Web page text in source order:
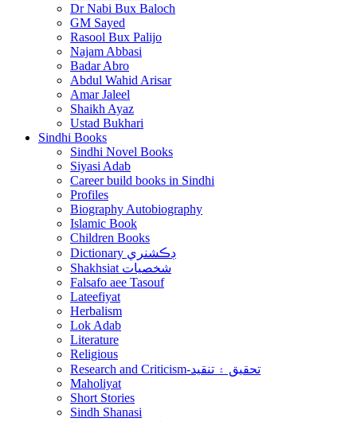
Dr Nabi Bux Baloch
GM Sayed
Rasool Bux Palijo
Najam Abbasi
Badar Abro
Abdul Wahid Arisar
Amar Jaleel
Shaikh Ayaz
Ustad Bukhari
Sindhi Books
Sindhi Novel Books
Siyasi Adab
Career build books in Sindhi
Profiles
Biography Autobiography
Islamic Book
Children Books
Dictionary ڊڪشنري
Shakhsiat شخصيات
Falsafo aee Tasouf
Lateefiyat
Herbalism
Lok Adab
Literature
Religious
Research and Criticism-تحقيق ۽ تنقيد
Maholiyat
Short Stories
Sindh Shanasi